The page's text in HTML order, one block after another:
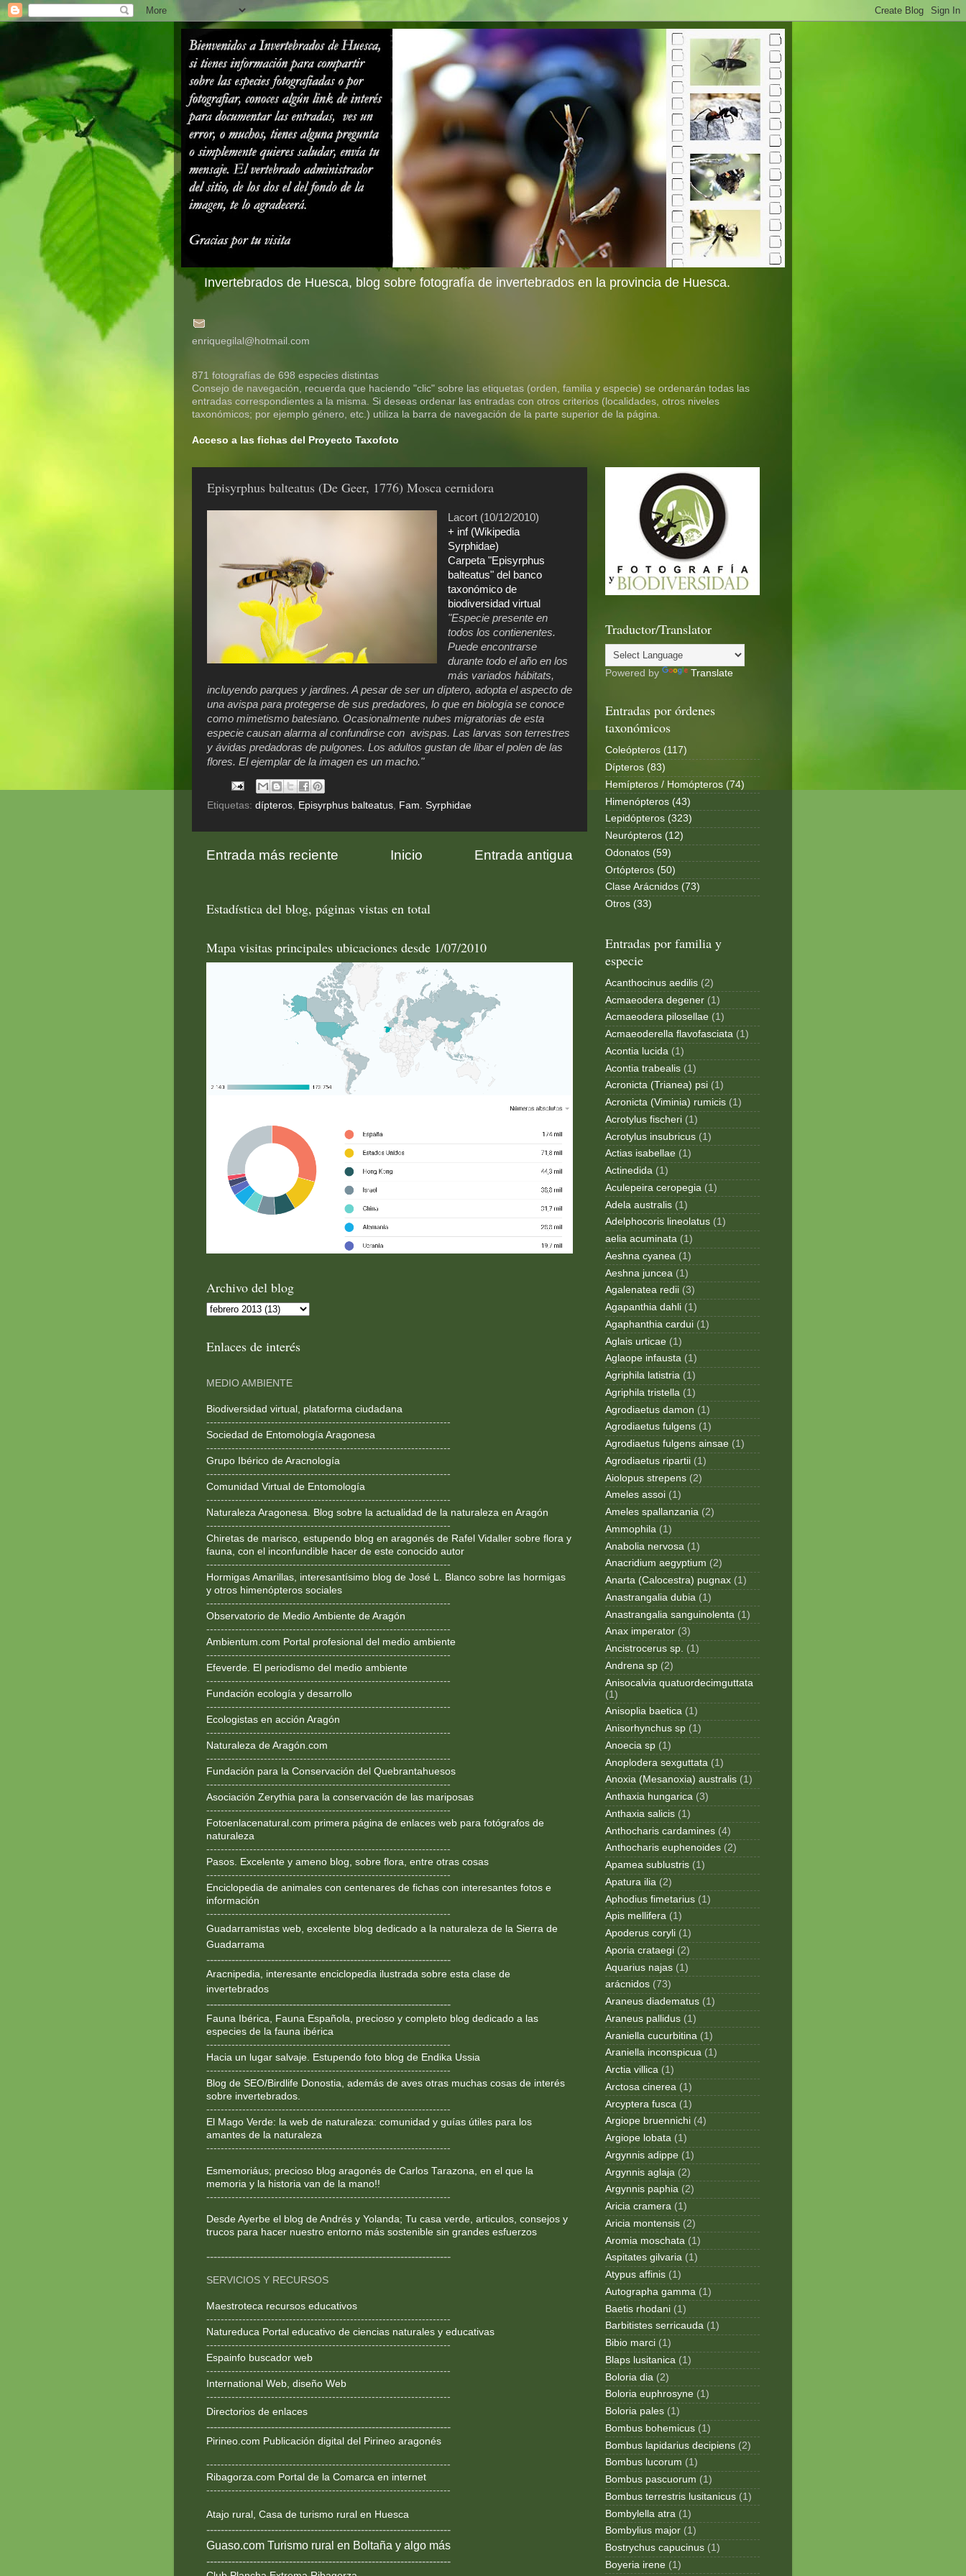
Invertebrados de Huesca, blog sobre fotografía de invertebrados en la provincia de Huesca.
enriquegilal@hotmail.com
871 fotografías de 698 especies distintas
Consejo de navegación, recuerda que haciendo "clic" sobre las etiquetas (orden, familia y especie) se ordenarán todas las
entradas correspondientes a la misma. Si deseas ordenar las entradas con otros criterios (localidades, otros niveles
taxonómicos; por ejemplo género, etc.) utiliza la barra de navegación de la parte superior de la página.
Acceso a las fichas del Proyecto Taxofoto
Episyrphus balteatus (De Geer, 1776) Mosca cernidora
Lacort (10/12/2010)
+ inf (Wikipedia
Syrphidae)
Carpeta "Episyrphus
balteatus" del banco
taxonómico de
biodiversidad virtual
"Especie presente en
todos los contienentes.
Puede encontrarse
durante todo el año en los
más variados hábitats,
incluyendo parques y jardines. A pesar de ser un díptero, adopta el aspecto de
una avispa para protegerse de sus predadores, lo que en biología se conoce
como mimetismo batesiano. Ocasionalmente nubes migratorias de esta
especie causan alarma al confundirse con avispas. Las larvas son terrestres
y ávidas predadoras de pulgones. Los adultos gustan de libar el polen de las
flores. El ejemplar de la imagen es un macho."
Etiquetas: dípteros Episyrphus balteatus Fam. Syrphidae
Entrada más reciente Entrada antigua
Inicio
Estadística del blog, páginas vistas en total
Mapa visitas principales ubicaciones desde 1/07/2010
Archivo del blog
Enlaces de interés
MEDIO AMBIENTE
Biodiversidad virtual, plataforma ciudadana
--------------------------------------------------------------------
Sociedad de Entomología Aragonesa
--------------------------------------------------------------------
Grupo Ibérico de Aracnología
--------------------------------------------------------------------
Comunidad Virtual de Entomología
--------------------------------------------------------------------
Naturaleza Aragonesa. Blog sobre la actualidad de la naturaleza en Aragón
--------------------------------------------------------------------
Chiretas de marisco, estupendo blog en aragonés de Rafel Vidaller sobre flora y
fauna, con el inconfundible hacer de este conocido autor
--------------------------------------------------------------------
Hormigas Amarillas, interesantísimo blog de José L. Blanco sobre las hormigas
y otros himenópteros sociales
--------------------------------------------------------------------
Observatorio de Medio Ambiente de Aragón
--------------------------------------------------------------------
Ambientum.com Portal profesional del medio ambiente
--------------------------------------------------------------------
Efeverde. El periodismo del medio ambiente
--------------------------------------------------------------------
Fundación ecología y desarrollo
--------------------------------------------------------------------
Ecologistas en acción Aragón
--------------------------------------------------------------------
Naturaleza de Aragón.com
--------------------------------------------------------------------
Fundación para la Conservación del Quebrantahuesos
--------------------------------------------------------------------
Asociación Zerythia para la conservación de las mariposas
--------------------------------------------------------------------
Fotoenlacenatural.com primera página de enlaces web para fotógrafos de
naturaleza
--------------------------------------------------------------------
Pasos. Excelente y ameno blog, sobre flora, entre otras cosas
--------------------------------------------------------------------
Enciclopedia de animales con centenares de fichas con interesantes fotos e
información
--------------------------------------------------------------------
Guadarramistas web, excelente blog dedicado a la naturaleza de la Sierra de
Guadarrama
--------------------------------------------------------------------
Aracnipedia, interesante enciclopedia ilustrada sobre esta clase de
invertebrados
--------------------------------------------------------------------
Fauna Ibérica, Fauna Española, precioso y completo blog dedicado a las
especies de la fauna ibérica
--------------------------------------------------------------------
Hacia un lugar salvaje. Estupendo foto blog de Endika Ussia
--------------------------------------------------------------------
Blog de SEO/Birdlife Donostia, además de aves otras muchas cosas de interés
sobre invertebrados.
--------------------------------------------------------------------
El Mago Verde: la web de naturaleza: comunidad y guías útiles para los
amantes de la naturaleza
--------------------------------------------------------------------
Esmemoriáus; precioso blog aragonés de Carlos Tarazona, en el que la
memoria y la historia van de la mano!!
--------------------------------------------------------------------
Desde Ayerbe el blog de Andrés y Yolanda; Tu casa verde, articulos, consejos y
trucos para hacer nuestro entorno más sostenible sin grandes esfuerzos
--------------------------------------------------------------------
SERVICIOS Y RECURSOS
Maestroteca recursos educativos
--------------------------------------------------------------------
Natureduca Portal educativo de ciencias naturales y educativas
--------------------------------------------------------------------
Espainfo buscador web
--------------------------------------------------------------------
International Web, diseño Web
--------------------------------------------------------------------
Directorios de enlaces
--------------------------------------------------------------------
Pirineo.com Publicación digital del Pirineo aragonés
--------------------------------------------------------------------
Ribagorza.com Portal de la Comarca en internet
--------------------------------------------------------------------
Atajo rural, Casa de turismo rural en Huesca
--------------------------------------------------------------------
Guaso.com Turismo rural en Boltaña y algo más
--------------------------------------------------------------------
Traductor/Translator
Powered by Translate
Entradas por órdenes
taxonómicos
Coleópteros (117)
Dípteros (83)
Hemípteros / Homópteros (74)
Himenópteros (43)
Lepidópteros (323)
Neurópteros (12)
Odonatos (59)
Ortópteros (50)
Clase Arácnidos (73)
Otros (33)
Entradas por familia y
especie
Acanthocinus aedilis (2)
Acmaeodera degener (1)
Acmaeodera pilosellae (1)
Acmaeoderella flavofasciata (1)
Acontia lucida (1)
Acontia trabealis (1)
Acronicta (Trianea) psi (1)
Acronicta (Viminia) rumicis (1)
Acrotylus fischeri (1)
Acrotylus insubricus (1)
Actias isabellae (1)
Actinedida (1)
Aculepeira ceropegia (1)
Adela australis (1)
Adelphocoris lineolatus (1)
aelia acuminata (1)
Aeshna cyanea (1)
Aeshna juncea (1)
Agalenatea redii (3)
Agapanthia dahli (1)
Agaphanthia cardui (1)
Aglais urticae (1)
Aglaope infausta (1)
Agriphila latistria (1)
Agriphila tristella (1)
Agrodiaetus damon (1)
Agrodiaetus fulgens (1)
Agrodiaetus fulgens ainsae (1)
Agrodiaetus ripartii (1)
Aiolopus strepens (2)
Ameles assoi (1)
Ameles spallanzania (2)
Ammophila (1)
Anabolia nervosa (1)
Anacridium aegyptium (2)
Anarta (Calocestra) pugnax (1)
Anastrangalia dubia (1)
Anastrangalia sanguinolenta (1)
Anax imperator (3)
Ancistrocerus sp. (1)
Andrena sp (2)
Anisocalvia quatuordecimguttata
(1)
Anisoplia baetica (1)
Anisorhynchus sp (1)
Anoecia sp (1)
Anoplodera sexguttata (1)
Anoxia (Mesanoxia) australis (1)
Anthaxia hungarica (3)
Anthaxia salicis (1)
Anthocharis cardamines (4)
Anthocharis euphenoides (2)
Apamea sublustris (1)
Apatura ilia (2)
Aphodius fimetarius (1)
Apis mellifera (1)
Apoderus coryli (1)
Aporia crataegi (2)
Aquarius najas (1)
arácnidos (73)
Araneus diadematus (1)
Araneus pallidus (1)
Araniella cucurbitina (1)
Araniella inconspicua (1)
Arctia villica (1)
Arctosa cinerea (1)
Arcyptera fusca (1)
Argiope bruennichi (4)
Argiope lobata (1)
Argynnis adippe (1)
Argynnis aglaja (2)
Argynnis paphia (2)
Aricia cramera (1)
Aricia montensis (2)
Aromia moschata (1)
Aspitates gilvaria (1)
Atypus affinis (1)
Autographa gamma (1)
Baetis rhodani (1)
Barbitistes serricauda (1)
Bibio marci (1)
Blaps lusitanica (1)
Boloria dia (2)
Boloria euphrosyne (1)
Boloria pales (1)
Bombus bohemicus (1)
Bombus lapidarius decipiens (2)
Bombus lucorum (1)
Bombus pascuorum (1)
Bombus terrestris lusitanicus (1)
Bombylella atra (1)
Bombylius major (1)
Bostrychus capucinus (1)
Boyeria irene (1)